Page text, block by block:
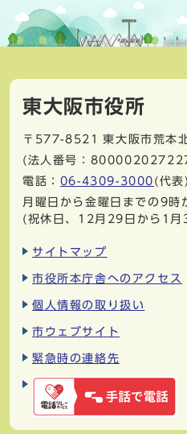
東大阪市役所
〒577-8521
東大阪市荒本
(法人番号：
電話： 06-4309-3000 (代表)
月曜日から金曜日までの9
(祝休日、12月29日から1月
サイトマップ
市役所本庁舎へのアクセス
個人情報の取り扱い
市ウェブサイト
緊急時の連絡先